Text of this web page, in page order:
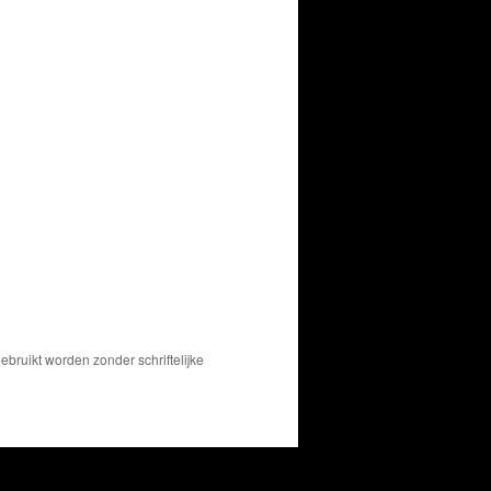
worden zonder schriftelijke